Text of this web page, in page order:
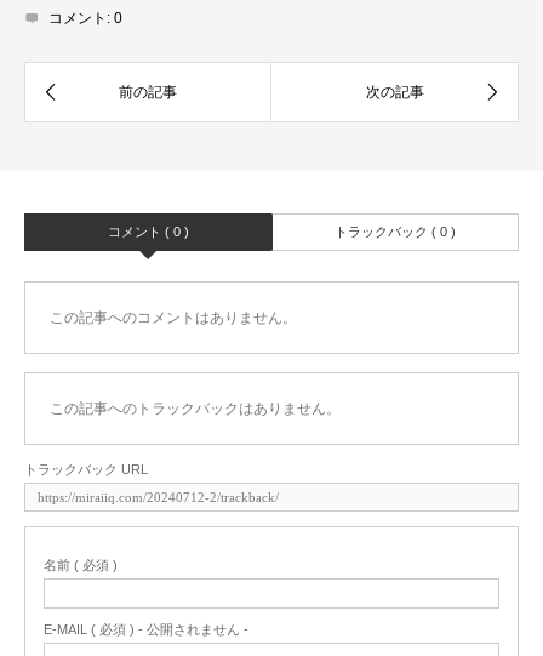
コメント: 0
コメント ( 0 ) トラックバック ( 0 )
この記事へのコメントはありません。
この記事へのトラックバックはありません。
トラックバック URL
名前 ( 必須 )
E-MAIL ( 必須 ) - 公開されません -